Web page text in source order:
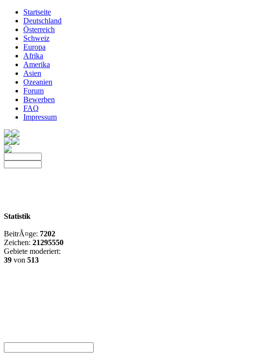
Startseite
Deutschland
Österreich
Schweiz
Europa
Afrika
Amerika
Asien
Ozeanien
Forum
Bewerben
FAQ
Impressum
Statistik
BeitrÃ¤ge: 7202
Zeichen: 21295550
Gebiete moderiert:
39 von 513